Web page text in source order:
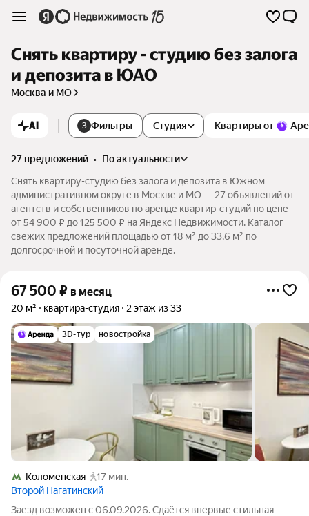
Снять квартиру - студию без залога
и депозита в ЮАО
Москва и МО
AI 3 Фильтры Квартиры от
Студия
27 предложений •
по актуальности
Снять квартиру-студию без залога и депозита в Южном
административном округе в Москве и МО — 27 объявлений от
агентств и собственников по аренде квартир-студий по цене
от 54 900 ₽ до 125 500 ₽ на Яндекс Недвижимости. Каталог
свежих предложений площадью от 18 м² до 33,6 м² по
долгосрочной и посуточной аренде.
67 500 ₽ в месяц
20 м² квартира-студия 2 этаж из 33
3D-тур новостройка
Коломенская
17 мин.
Второй Нагатинский
Заезд возможен с 06.09.2026. Сдаётся впервые стильная